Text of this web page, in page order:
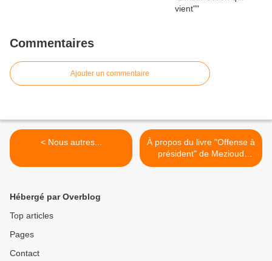
Commentaires
Ajouter un commentaire
< Nous autres...
À propos du livre "Offense à
président" de Mezioud
Ouldamer >
Hébergé par Overblog
Top articles
Pages
Contact